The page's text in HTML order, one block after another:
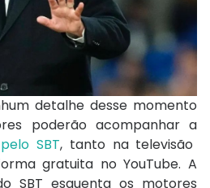
detalhe desse momento
poderão acompanhar a
SBT, tanto na televisão
gratuita no YouTube. A
SBT esquenta os motores